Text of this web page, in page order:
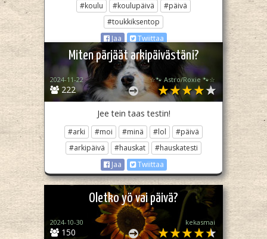
#koulu #koulupäivä
#päivä
#toukkiksentop
Jaa
Twiittaa
Miten pärjäät arkipäivästäni?
222
2024-11-22 ☆🐾 Astro/Roxie 🐾☆
Jee tein taas testin!
#arki #moi #minä #lol
#päivä
#arkipäivä
#hauskat
#hauskatesti
Jaa
Twiittaa
Oletko yö vai päivä?
150
2024-10-30 kekasmai